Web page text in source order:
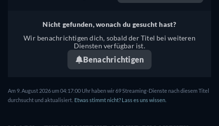
Nicht gefunden, wonach du gesucht hast?
Wir benachrichtigen dich, sobald der Titel bei weiteren
Diensten verfügbar ist.
Benachrichtigen
Am 9. August 2026 um 04:17:00 Uhr haben wir 69 Streaming-Dienste nach diesem Titel
durchsucht und aktualisiert. Etwas stimmt nicht? Lass es uns wissen.